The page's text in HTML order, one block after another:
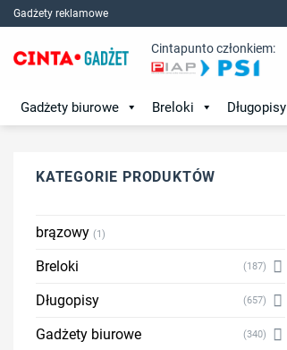
Skip
to
content
Gadżety reklamowe
Cintapunto członkiem:
Gadżety biurowe Breloki Długopisy
KATEGORIE PRODUKTÓW
brązowy (1)
Breloki (187)
Długopisy (657)
Gadżety biurowe (340)